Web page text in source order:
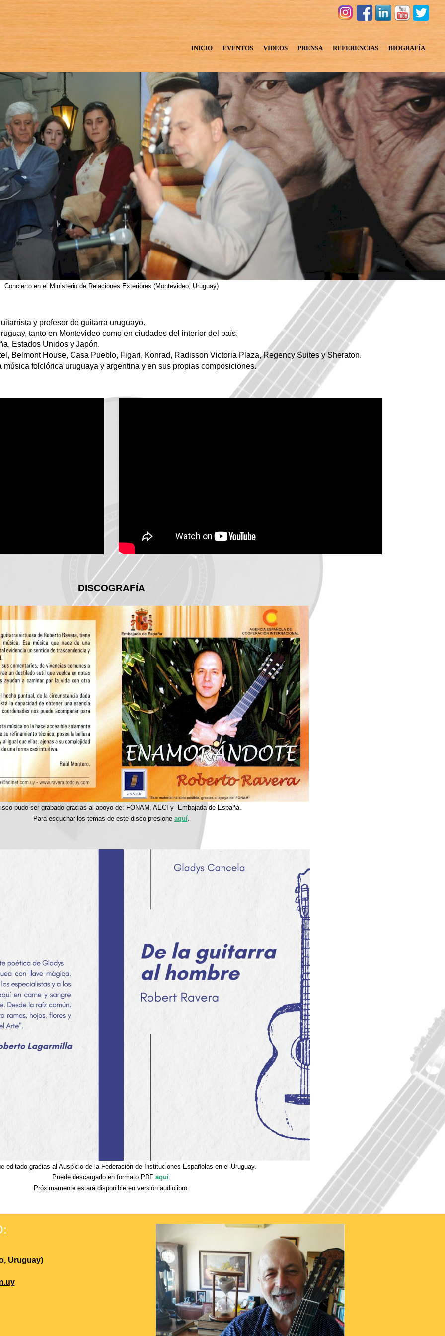
INICIO EVENTOS VIDEOS PRENSA REFERENCIAS BIOGRAFÍA
Concierto en el Ministerio de Relaciones Exteriores (Montevideo, Uruguay)
y profesor de guitarra uruguayo.
tanto en Montevideo como en ciudades del interior del país.
Estados Unidos y Japón.
Belmont House, Casa Pueblo, Figari, Konrad, Radisson Victoria Plaza, Regency Suites y Sheraton.
música folclórica uruguaya y argentina y en sus propias composiciones.
DISCOGRAFÍA
pudo ser grabado gracias al apoyo de: FONAM, AECI y Embajada de España.
Para escuchar los temas de este disco presione aquí.
editado gracias al Auspicio de la Federación de Instituciones Españolas en el Uruguay.
Puede descargarlo en formato PDF aquí.
Próximamente estará disponible en versión audiolibro.
Uruguay)